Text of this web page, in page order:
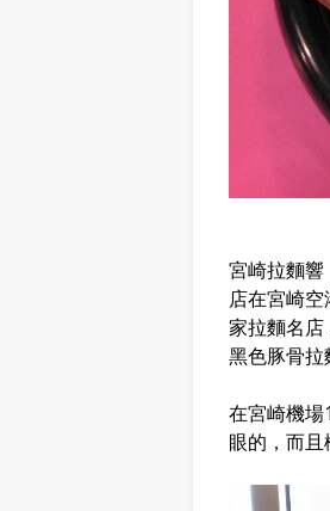
宮崎拉麵
店在宮崎
家拉麵名
黑色豚骨拉
在宮崎機
眼的，而且